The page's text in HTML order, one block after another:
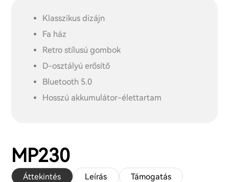
Klasszikus dizájn
Fa ház
Retro stílusú gombok
D-osztályú erősítő
Bluetooth 5.0
Hosszú akkumulátor-élettartam
MP230
Áttekintés Leírás Támogatás